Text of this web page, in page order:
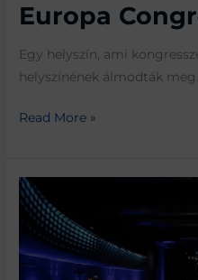
Europa
Egy helyszín, ami
helyszínének álmodták meg.
Read More »
RaM
Colosseum